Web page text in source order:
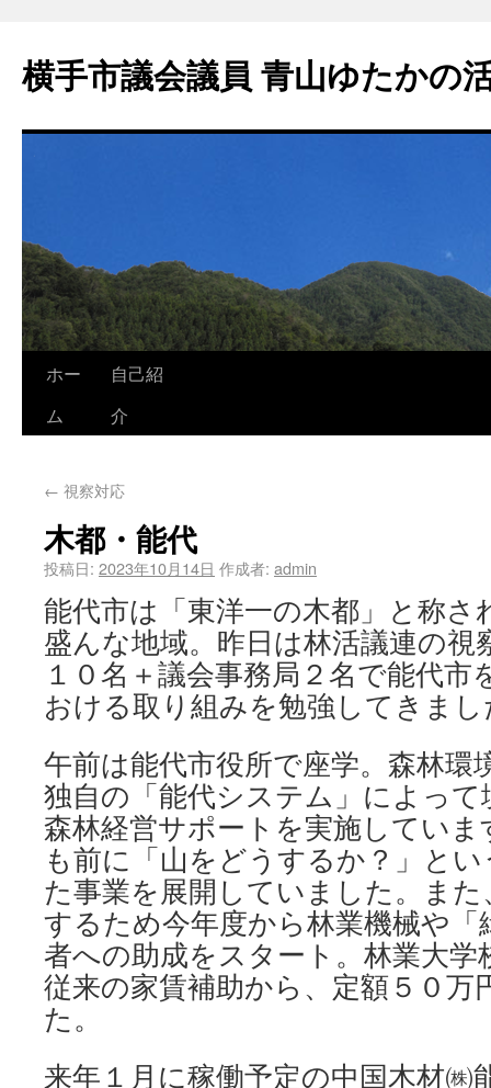
横手市議会議員 青山ゆたかの
ホー
ム
自己紹
介
← 視察対応
木都・能代
投稿日: 2023年10月14日 作成者: admin
能代市は「東洋一の木都」と称さ
盛んな地域。昨日は林活議連の視
１０名＋議会事務局２名で能代市
おける取り組みを勉強してきまし
午前は能代市役所で座学。森林環
独自の「能代システム」によっ
森林経営サポートを実施してい
も前に「山をどうするか？」と
た事業を展開していました。ま
するため今年度から林業機械や「
者への助成をスタート。林業大学
従来の家賃補助から、定額５０万
た。
来年１月に稼働予定の中国木材㈱